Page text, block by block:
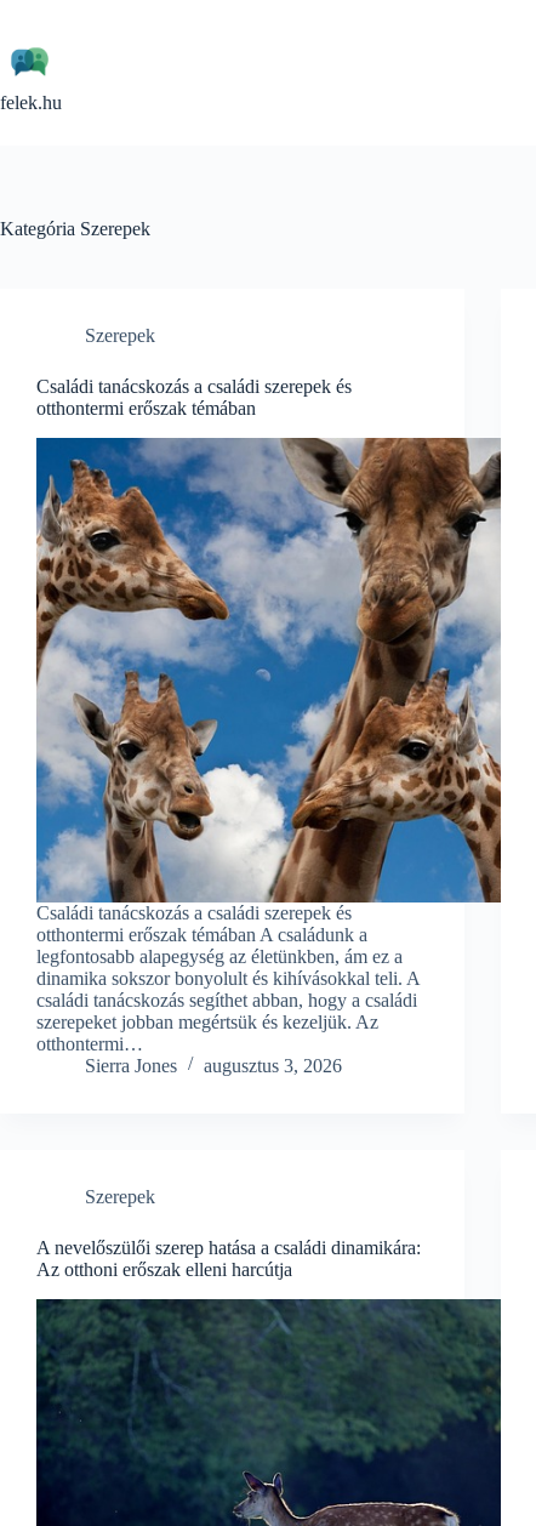
content
felek.hu
Kategória Szerepek
Szerepek
Családi tanácskozás a családi szerepek és
otthontermi erőszak témában
Családi tanácskozás a családi szerepek és
otthontermi erőszak témában A családunk a
legfontosabb alapegység az életünkben, ám ez a
dinamika sokszor bonyolult és kihívásokkal teli. A
családi tanácskozás segíthet abban, hogy a családi
szerepeket jobban megértsük és kezeljük. Az
otthontermi…
Sierra Jones
augusztus 3, 2026
Szerepek
A nevelőszülői szerep hatása a családi dinamikára:
Az otthoni erőszak elleni harcútja